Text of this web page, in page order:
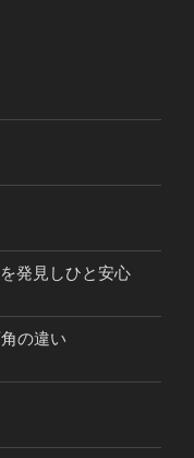
発見しひと安心
の違い